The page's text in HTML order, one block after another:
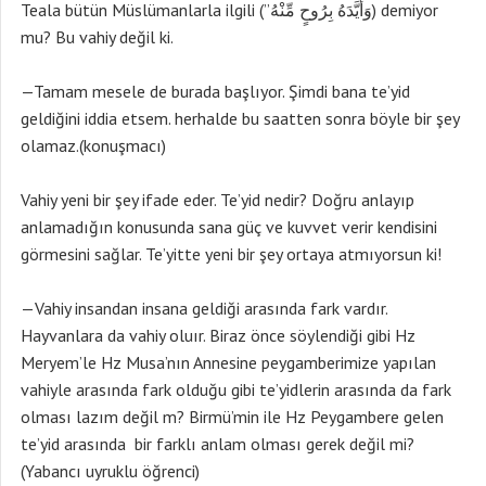
Teala bütün Müslümanlarla ilgili (”وَأَيَّدَهُ بِرُوحٍ مِّنْهُ) demiyor
mu? Bu vahiy değil ki.
—Tamam mesele de burada başlıyor. Şimdi bana te’yid
geldiğini iddia etsem. herhalde bu saatten sonra böyle bir şey
olamaz.(konuşmacı)
Vahiy yeni bir şey ifade eder. Te’yid nedir? Doğru anlayıp
anlamadığın konusunda sana güç ve kuvvet verir kendisini
görmesini sağlar. Te’yitte yeni bir şey ortaya atmıyorsun ki!
—Vahiy insandan insana geldiği arasında fark vardır.
Hayvanlara da vahiy oluır. Biraz önce söylendiği gibi Hz
Meryem’le Hz Musa’nın Annesine peygamberimize yapılan
vahiyle arasında fark olduğu gibi te’yidlerin arasında da fark
olması lazım değil m? Birmü’min ile Hz Peygambere gelen
te’yid arasında bir farklı anlam olması gerek değil mi?
(Yabancı uyruklu öğrenci)